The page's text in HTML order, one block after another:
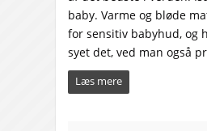
baby. Varme og bløde
for sensitiv babyhud, og
syet det, ved man også
Læs mere